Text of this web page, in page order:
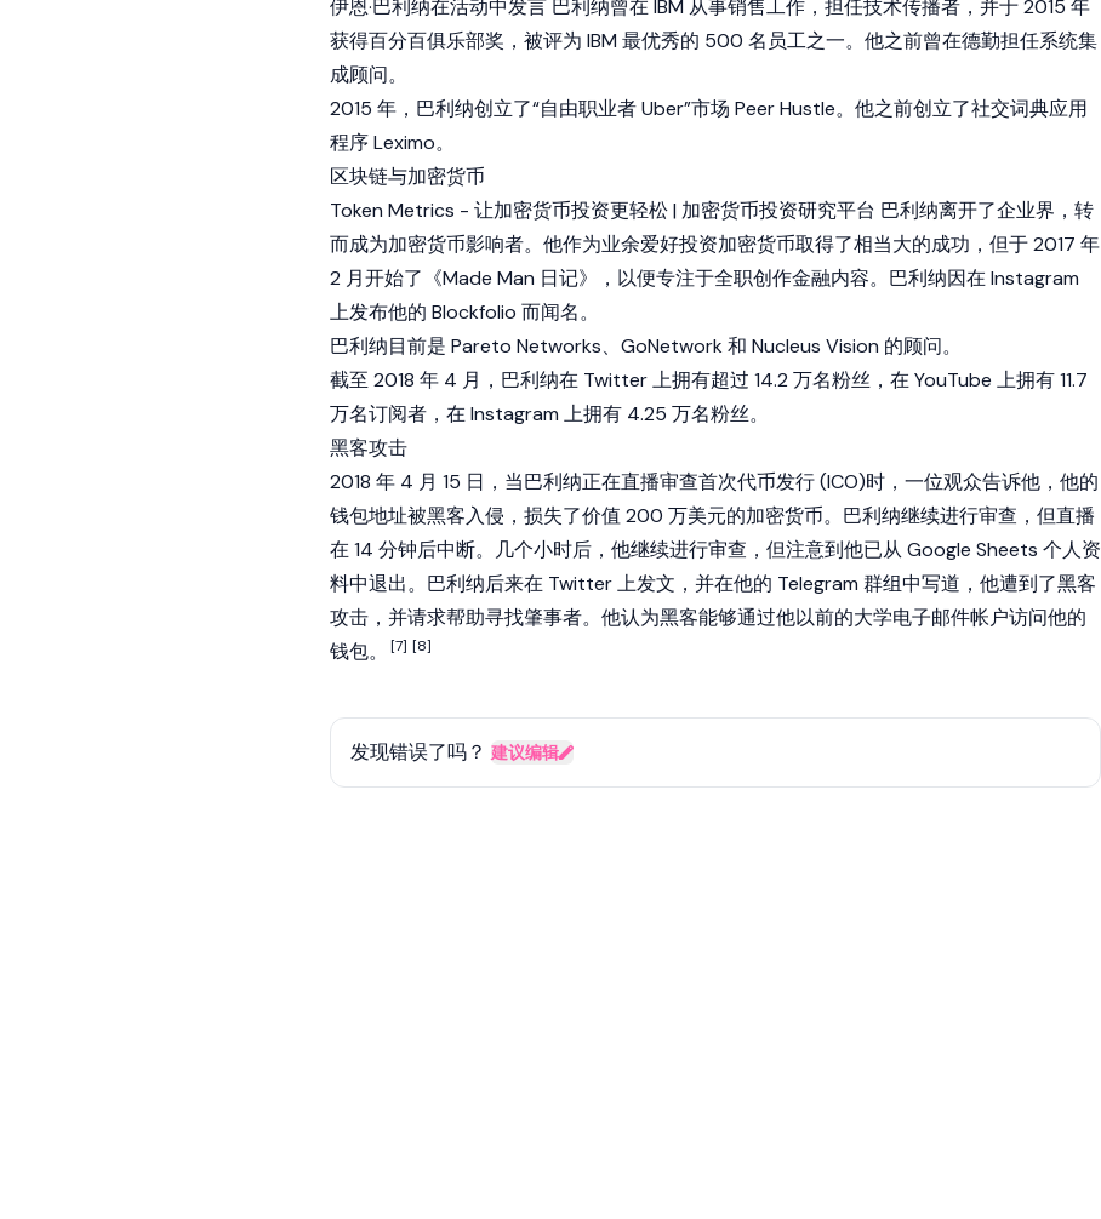
伊恩·巴利纳在活动中发言 巴利纳曾在 IBM 从事销售工作，担任技术传播者，并于 2015 年
获得百分百俱乐部奖，被评为 IBM 最优秀的 500 名员工之一。他之前曾在德勤担任系统集
成顾问。
2015 年，巴利纳创立了“自由职业者 Uber”市场 Peer Hustle。他之前创立了社交词典应用
程序 Leximo。
区块链与加密货币
Token Metrics - 让加密货币投资更轻松 | 加密货币投资研究平台 巴利纳离开了企业界，转
而成为加密货币影响者。他作为业余爱好投资加密货币取得了相当大的成功，但于 2017 年
2 月开始了《Made Man 日记》，以便专注于全职创作金融内容。巴利纳因在 Instagram
上发布他的 Blockfolio 而闻名。
巴利纳目前是 Pareto Networks、GoNetwork 和 Nucleus Vision 的顾问。
截至 2018 年 4 月，巴利纳在 Twitter 上拥有超过 14.2 万名粉丝，在 YouTube 上拥有 11.7
万名订阅者，在 Instagram 上拥有 4.25 万名粉丝。
黑客攻击
2018 年 4 月 15 日，当巴利纳正在直播审查首次代币发行 (ICO)时，一位观众告诉他，他的
钱包地址被黑客入侵，损失了价值 200 万美元的加密货币。巴利纳继续进行审查，但直播
在 14 分钟后中断。几个小时后，他继续进行审查，但注意到他已从 Google Sheets 个人资
料中退出。巴利纳后来在 Twitter 上发文，并在他的 Telegram 群组中写道，他遭到了黑客
攻击，并请求帮助寻找肇事者。他认为黑客能够通过他以前的大学电子邮件帐户访问他的
钱包。
[7] [8]
发现错误了吗？ 建议编辑